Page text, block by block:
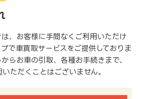
、お客様に手間なくご利用いただけ
で車買取サービスをご提供しておりま
らお車の引取、各種お手続きまで、
ただくことはございません。